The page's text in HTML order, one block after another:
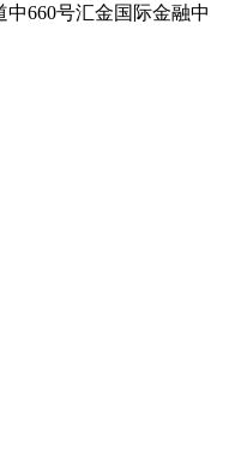
660号汇金国际金融中